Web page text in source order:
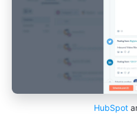
HubSpot